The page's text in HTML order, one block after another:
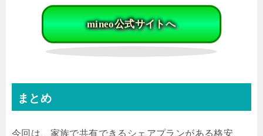
mineo公式サイトへ
まとめ
今回は、家族で共有できるシェアプランがある格安